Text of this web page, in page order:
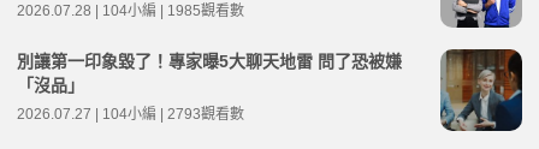
2026.07.28 | 104小編 | 1985觀看數
別讓第一印象毀了！專家曝5大聊天地雷 問了恐被嫌
「沒品」
2026.07.27 | 104小編 | 2793觀看數